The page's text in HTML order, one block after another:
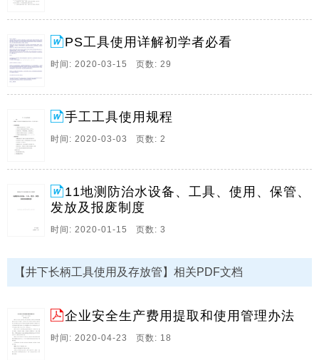
费用提取和使用管理办法的通知（财企【2012】16号文
安全投入保障制度和市公司相关文件精神，为加强安全
费用管理，结合我矿实际情况特制定本办法。 第二章 安
全费用的提取 1、安全费用是指企业按照规定标准提取
在成本中列支，。
11、煤矿“三费”使用管理办法 为进一步规范分公司的安
全费、折旧资金、维简费的管理和使用，确保各项费用
项目顺利实施和按时完成，提高资金使用效率，结合分
资金：按照企业会计制度规定提取的固定资产折旧。
二、使用原则 三项费用资金使用必须严格执行“预算上
报、统一规划、先提后用、确保实效”的原则，各项费用
12、 煤矿小型车辆存放管理办法 为规范分公司小型车
辆的存放行为，保护车辆存放人员的利益，特制定本办
存放摩托车、自行车提供服务。 二、办理存车程序及相
关手续 1. 存车者持相关手续到总务科办理存车证； 所
在部门出具的介绍证明； 购买自行车、摩托车的有关手
PS工具使用详解初学者必看
时间: 2020-03-15 页数: 29
手工工具使用规程
时间: 2020-03-03 页数: 2
11地测防治水设备、工具、使用、保管、
发放及报废制度
时间: 2020-01-15 页数: 3
【井下长柄工具使用及存放管】相关PDF文档
企业安全生产费用提取和使用管理办法
时间: 2020-04-23 页数: 18